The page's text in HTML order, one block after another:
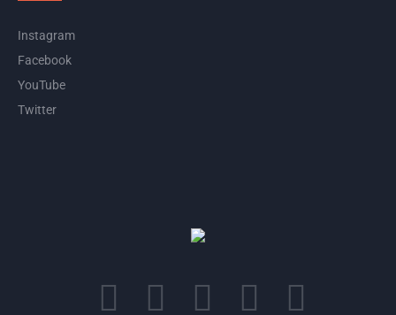
Instagram
Facebook
YouTube
Twitter